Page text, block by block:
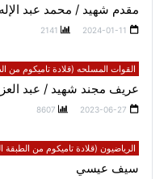
مقدم شهيد / محمد عبد
2024-01-11
2141
القوات المسلحه (قلادة تاميكوم من
عريف مجند شهيد / عبد
2023-06-27
8607
الرياضيون (قلادة تاميكوم من الطبقة
سيف عيسي